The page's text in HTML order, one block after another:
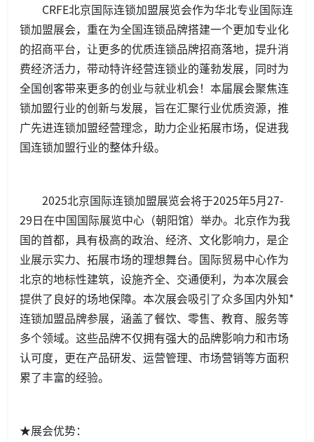
CRFE北京国际连锁加盟展览会作为华北专业国际连
锁加盟展会，重在为全国连锁品牌搭建一个更加专业化
的招商平台，让更多的优质连锁品牌招商落地，提升消
费经济活力，带动特许经营连锁业的蓬勃发展，同时为
全国创客带来更多的创业与就业机会！本届展会聚焦连
锁加盟行业的创新与发展，旨在汇聚行业优质资源，推
广先进连锁加盟经营理念，助力企业拓展市场，促进我
国连锁加盟行业的整体升级。
2025北京国际连锁加盟展览会将于2025年5月27-
29日在中国国际展览中心（朝阳馆）举办。北京作为我
国的首都，具有极高的政治、经济、文化影响力，是企
业展示实力、拓展市场的理想舞台。国际贸易中心作为
北京的地标性建筑，设施齐全、交通便利，为本次展会
提供了良好的场地保障。本次展会吸引了众多国内外知*
连锁加盟品牌参展，涵盖了餐饮、零售、教育、服务等
多个领域。这些品牌不仅拥有强大的品牌影响力和市场
认可度，更在产品研发、运营管理、市场营销等方面积
累了丰富的经验。
★展会优势：